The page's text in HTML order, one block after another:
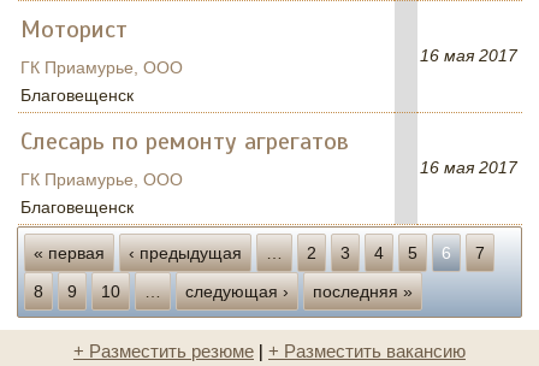
Моторист
ГК Приамурье, ООО
Благовещенск
16 мая 2017
Слесарь по ремонту агрегатов
ГК Приамурье, ООО
Благовещенск
16 мая 2017
Страницы
« первая ‹ предыдущая … 2 3 4 5 6
7
8
9 10 … следующая › последняя »
+ Разместить резюме | + Разместить вакансию